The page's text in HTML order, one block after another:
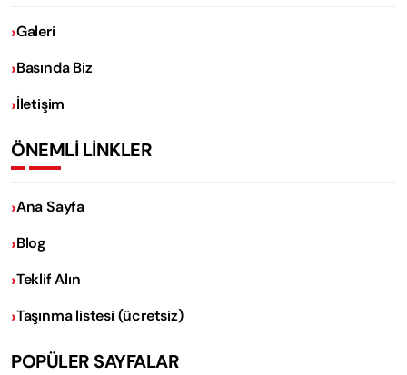
Galeri
Basında Biz
İletişim
ÖNEMLİ LİNKLER
Ana Sayfa
Blog
Teklif Alın
Taşınma listesi (ücretsiz)
POPÜLER SAYFALAR